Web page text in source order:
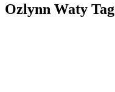
Ozlynn Waty Tag